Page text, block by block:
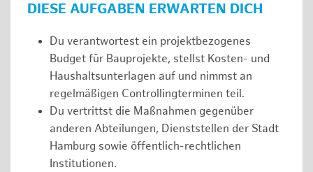
DIESE AUFGABEN ERWARTEN DICH
Du verantwortest ein projektbezogenes
Budget für Bauprojekte, stellst Kosten- und
Haushaltsunterlagen auf und nimmst an
regelmäßigen Controllingterminen teil.
Du vertrittst die Maßnahmen gegenüber
anderen Abteilungen, Dienststellen der Stadt
Hamburg sowie öffentlich-rechtlichen
Institutionen.